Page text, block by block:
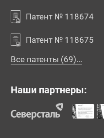
Патент № 118674
Патент № 118675
Все патенты (69)...
Наши партнеры: